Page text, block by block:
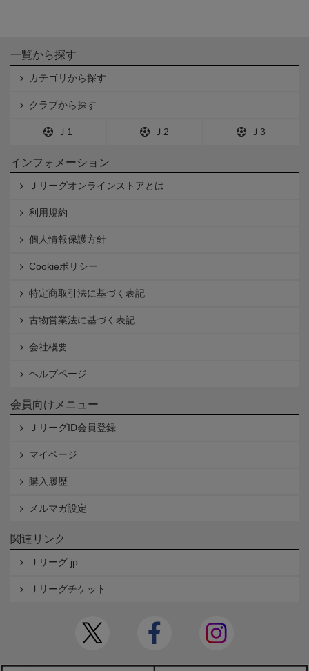
一覧から探す
カテゴリから探す
クラブから探す
Ｊ1 Ｊ2 Ｊ3
インフォメーション
Ｊリーグオンラインストアとは
利用規約
個人情報保護方針
Cookieポリシー
特定商取引法に基づく表記
古物営業法に基づく表記
会社概要
ヘルプページ
会員向けメニュー
ＪリーグID会員登録
マイページ
購入履歴
メルマガ設定
関連リンク
Ｊリーグ.jp
Ｊリーグチケット